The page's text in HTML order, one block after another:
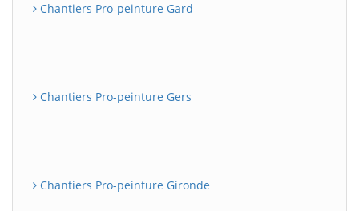
Chantiers Pro-peinture Gard
Chantiers Pro-peinture Gers
Chantiers Pro-peinture Gironde